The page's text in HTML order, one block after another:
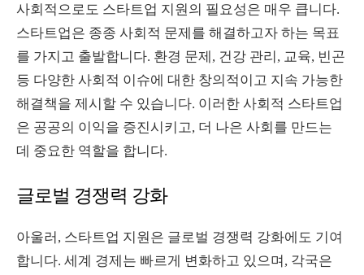
사회적으로도 스타트업 지원의 필요성은 매우 큽니다.
스타트업은 종종 사회적 문제를 해결하고자 하는 목표
를 가지고 출발합니다. 환경 문제, 건강 관리, 교육, 빈곤
등 다양한 사회적 이슈에 대한 창의적이고 지속 가능한
해결책을 제시할 수 있습니다. 이러한 사회적 스타트업
은 공공의 이익을 증진시키고, 더 나은 사회를 만드는
데 중요한 역할을 합니다.
글로벌 경쟁력 강화
아울러, 스타트업 지원은 글로벌 경쟁력 강화에도 기여
합니다. 세계 경제는 빠르게 변화하고 있으며, 각국은